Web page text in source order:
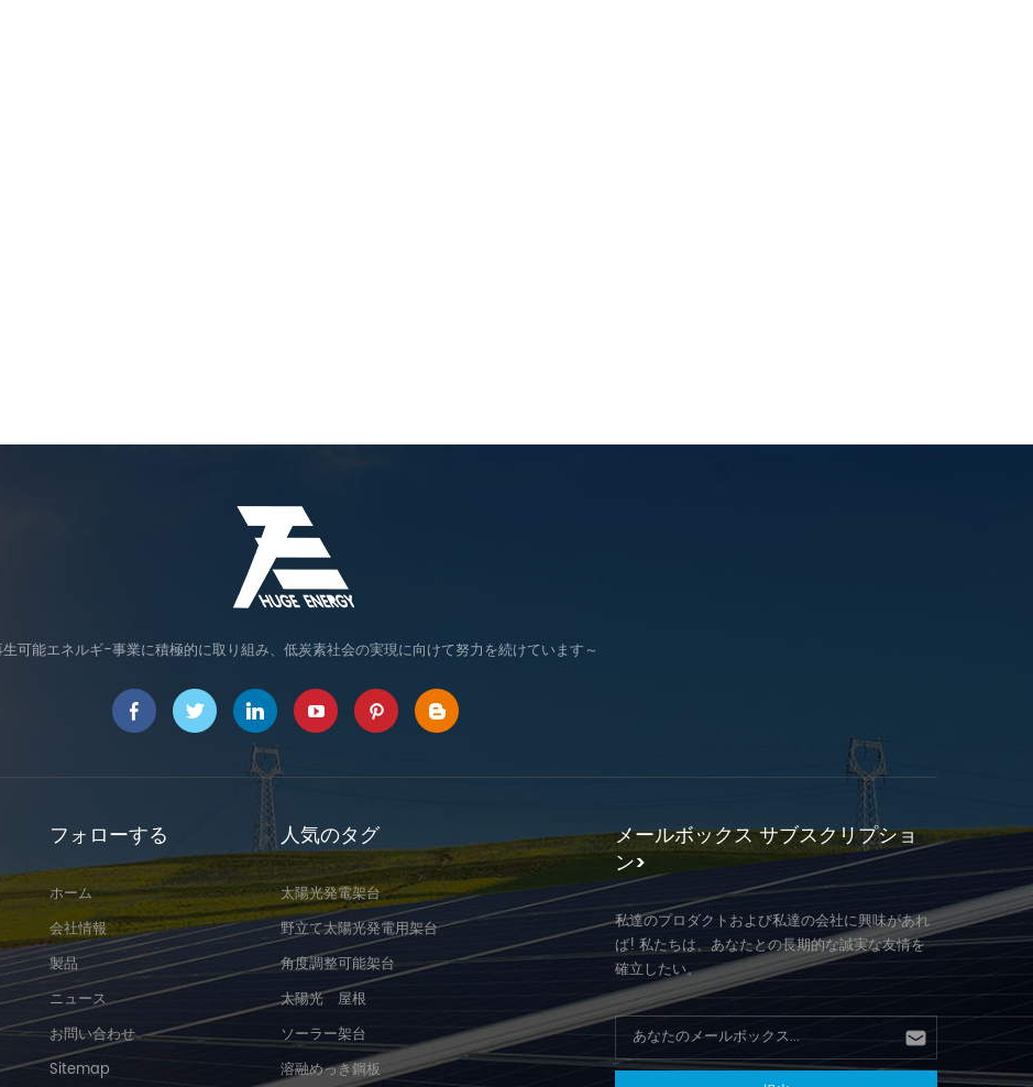
可能エネルギ-事業に積極的に取り組み、低炭素社会の実現に向けて努力を続けています～
フォローする
ホーム
会社情報
製品
ニュース
お問い合わせ
Sitemap
人気のタグ
太陽光発電架台
野立て太陽光発電用架台
角度調整可能架台
太陽光 屋根
ソーラー架台
溶融めっき鋼板
メールボックス サブスクリプショ
ン>
私達のプロダクトおよび私達の会社に興味があれ
ば! 私たちは、あなたとの長期的な誠実な友情を
確立したい。